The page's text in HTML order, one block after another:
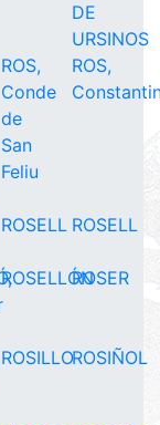
DE
URSINOS
ROS,
Conde
de
San
Feliu
ROS,
ROSELL ROSELL
ROSELLÓNROSER
ROSILLOROSIÑOL